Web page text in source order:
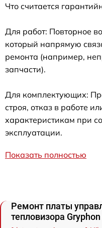
Что считается
Для работ: Повторное
который напрямую
ремонта (например,
запчасти).
Для комплектующих:
строя, отказ в работе
характеристикам при
эксплуатации.
Показать полностью
Ремонт платы
тепловизора